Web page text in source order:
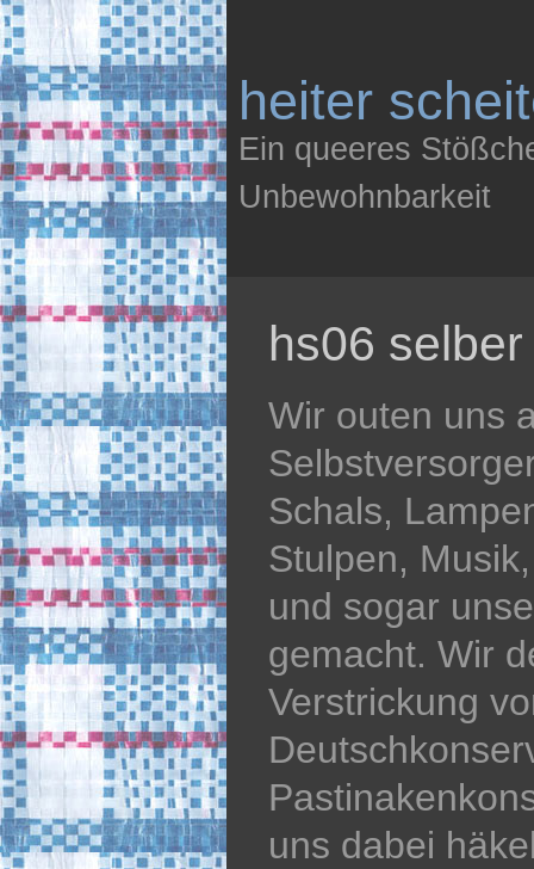
heiter
Ein queeres
Unbewohnbarkeit
hs06
Wir outen uns
Schals,
Stulpen,
und sogar
gemacht. Wir
Verstrickung
uns dabei